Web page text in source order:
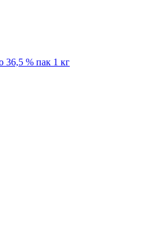
36,5 % пак 1 кг